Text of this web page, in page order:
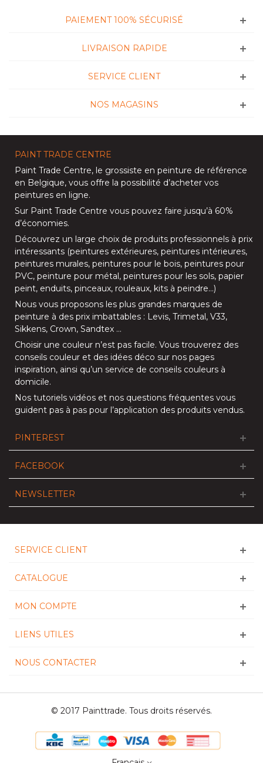
PAIEMENT 100% SÉCURISÉ
LIVRAISON RAPIDE
SERVICE CLIENT
NOS MAGASINS
PAINT TRADE CENTRE
Paint Trade Centre, le grossiste en peinture de référence
en Belgique, vous offre la possibilité d’acheter vos
peintures en ligne.
Sur Paint Trade Centre vous pouvez faire jusqu’à 60%
d’économies.
Découvrez un large choix de produits professionnels à prix
intéressants (peintures extérieures, peintures intérieures,
peintures murales, peintures pour le bois, peintures pour
PVC, peinture pour métal, peintures pour les sols, papier
peint, enduits, pinceaux, rouleaux, kits à peindre…)
Nous vous proposons les plus grandes marques de
peinture à des prix imbattables : Levis, Trimetal, V33,
Sikkens, Crown, Sandtex …
Choisir une couleur n’est pas facile. Vous trouverez des
conseils couleur et des idées déco sur nos pages
inspiration, ainsi qu’un service de conseils couleurs à
domicile.
Nos tutoriels vidéos et nos questions fréquentes vous
guident pas à pas pour l’application des produits vendus.
PINTEREST
FACEBOOK
NEWSLETTER
SERVICE CLIENT
CATALOGUE
MON COMPTE
LIENS UTILES
NOUS CONTACTER
© 2017 Painttrade. Tous droits réservés.